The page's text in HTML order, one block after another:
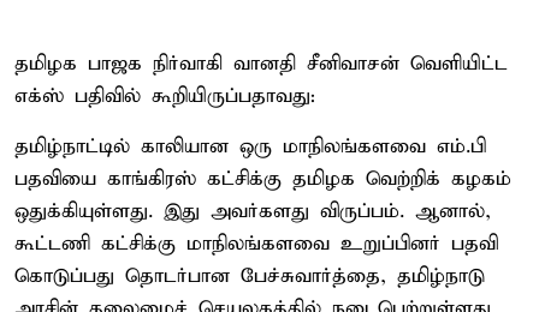
தமிழக பாஜக நிர்வாகி வானதி சீனிவாசன் வெளியிட்ட
எக்ஸ் பதிவில் கூறியிருப்பதாவது:
தமிழ்நாட்டில் காலியான ஒரு மாநிலங்களவை எம்.பி
பதவியை காங்கிரஸ் கட்சிக்கு தமிழக வெற்றிக் கழகம்
ஒதுக்கியுள்ளது. இது அவர்களது விருப்பம். ஆனால்,
கூட்டணி கட்சிக்கு மாநிலங்களவை உறுப்பினர் பதவி
கொடுப்பது தொடர்பான பேச்சுவார்த்தை, தமிழ்நாடு